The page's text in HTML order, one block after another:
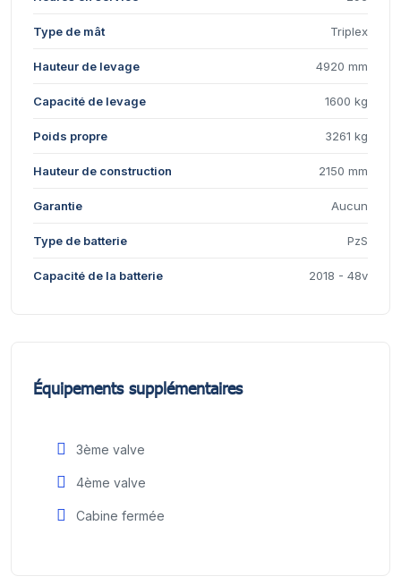
Type de mât Triplex
Hauteur de levage 4920 mm
Capacité de levage 1600 kg
Poids propre 3261 kg
Hauteur de construction 2150 mm
Garantie Aucun
Type de batterie PzS
Capacité de la batterie 2018 - 48v
Équipements supplémentaires
3ème valve
4ème valve
Cabine fermée